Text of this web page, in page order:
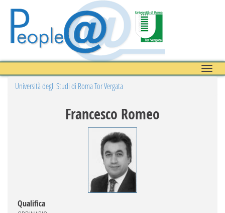
Toggle
Università degli Studi di Roma Tor Vergata
Francesco Romeo
Qualifica